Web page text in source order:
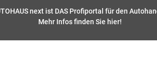
next ist DAS Profiportal für den
Mehr Infos finden Sie hier!